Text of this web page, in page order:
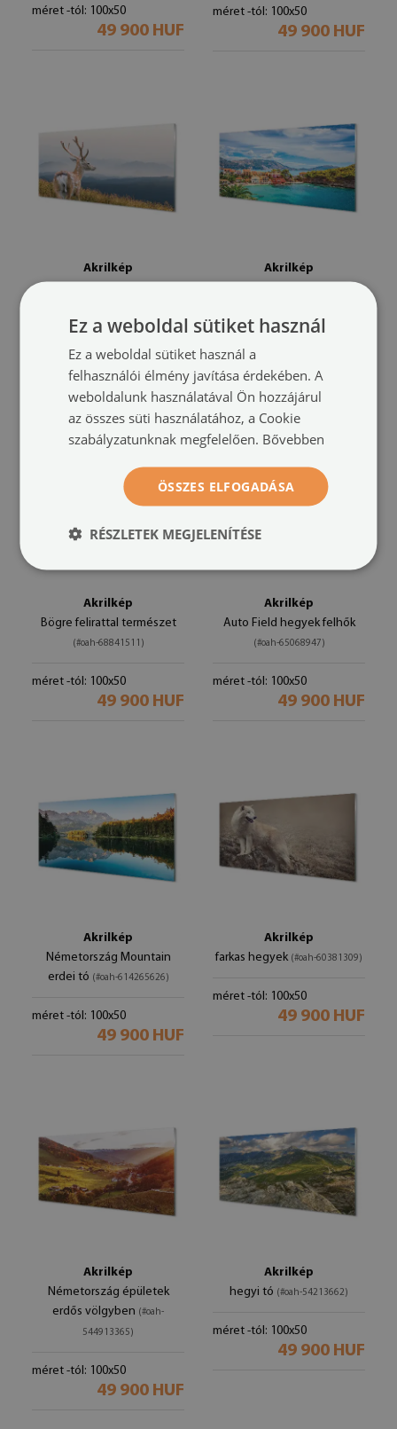
méret -tól: 100x50
49 900 HUF
méret -tól: 100x50
49 900 HUF
Akrilkép
méret -tól: 100x50
49 900 HUF
Akrilkép
Görögország tenger partján
méret -tól: 100x50
49 900 HUF
Akrilkép
Bögre felirattal természet
(#oah-68841511)
méret -tól: 100x50
49 900 HUF
Akrilkép
Auto Field hegyek felhők
(#oah-65068947)
méret -tól: 100x50
49 900 HUF
Akrilkép
Németország Mountain
erdei tó (#oah-614265626)
méret -tól: 100x50
49 900 HUF
Akrilkép
farkas hegyek (#oah-60381309)
méret -tól: 100x50
49 900 HUF
Akrilkép
Németország épületek
erdős völgyben (#oah-
544913365)
méret -tól: 100x50
49 900 HUF
Akrilkép
hegyi tó (#oah-54213662)
méret -tól: 100x50
49 900 HUF
Ez a weboldal sütiket használ
Ez a weboldal sütiket használ a
felhasználói élmény javítása érdekében. A
weboldalunk használatával Ön hozzájárul
az összes süti használatához, a Cookie
szabályzatunknak megfelelően. Bővebben
ÖSSZES ELFOGADÁSA
RÉSZLETEK MEGJELENÍTÉSE